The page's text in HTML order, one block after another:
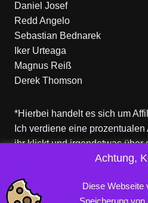
Daniel Josef
Redd Angelo
Sebastian Bednarek
Iker Urteaga
Magnus Reiß
Derek Thomson
*Hierbei handelt es sich um
Ich verdiene eine
ihr klickt und irgendetwas über
Produkte dort sind aber nicht
Achtung,
Diese Webseite
Speicherung